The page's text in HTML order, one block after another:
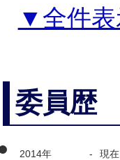
▼全件表
委員歴
2014年 - 現在